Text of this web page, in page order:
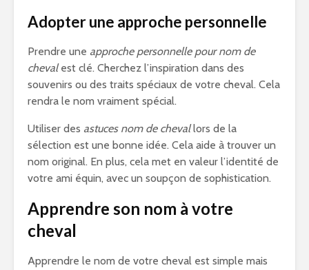
Adopter une approche personnelle
Prendre une approche personnelle pour nom de
chevalest clé. Cherchez l’inspiration dans des
souvenirs ou des traits spéciaux de votre cheval. Cela
rendra le nom vraiment spécial.
Utiliser des astuces nom de chevallors de la
sélection est une bonne idée. Cela aide à trouver un
nom original. En plus, cela met en valeur l’identité de
votre ami équin, avec un soupçon de sophistication.
Apprendre son nom à votre
cheval
Apprendre le nom de votre cheval est simple mais